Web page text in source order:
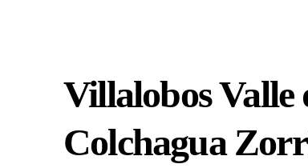
Villalobos Valle
Colchagua